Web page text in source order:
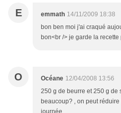
E emmath 14/11/2009 18:38
bon ben moi j'ai craqué
bon<br /> je garde la
O Océane 12/04/2008 13:56
250 g de beurre et 250 g de
beaucoup? , on peut
journée